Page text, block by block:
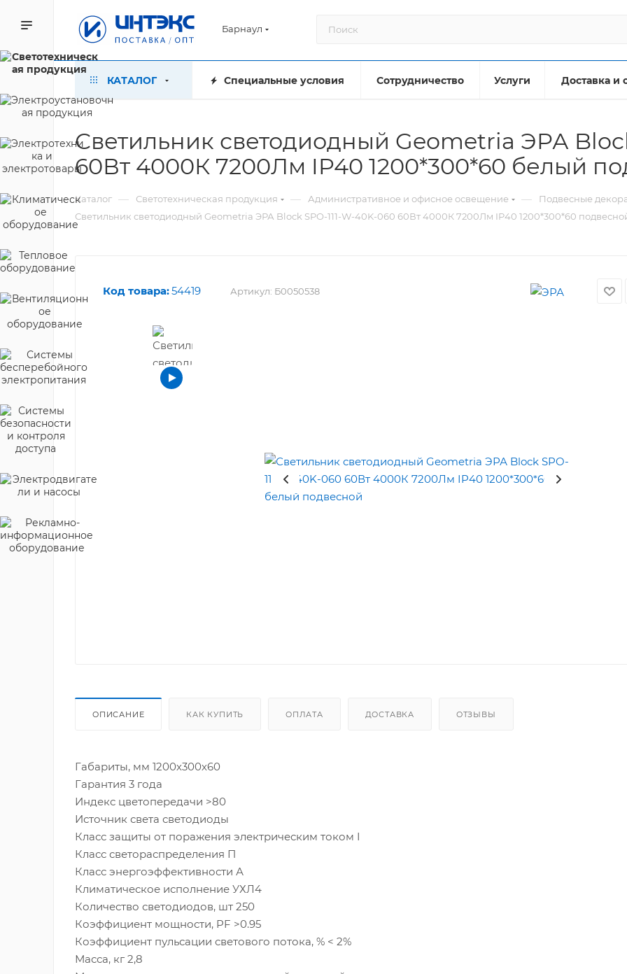
Барнаул
КАТАЛОГ Специальные условия Сотрудничество Услуги Доставка и
Светильник светодиодный Geometria ЭРА
60Вт 4000К 7200Лм IP40 1200*300*60 белый
Каталог — Светотехническая продукция — Административное и офисное освещение —
Подвесные
Светильник светодиодный Geometria ЭРА Block SPO-111-W-40K-060 60Вт 4000К 7200Лм IP40 1200*300*60
Код товара:54419 Артикул: Б0050538
ОПИСАНИЕ КАК КУПИТЬ ОПЛАТА ДОСТАВКА ОТЗЫВЫ
Габариты, мм 1200х300х60
Гарантия 3 года
Индекс цветопередачи >80
Источник света светодиоды
Класс защиты от поражения электрическим током I
Класс светораспределения П
Класс энергоэффективности А
Климатическое исполнение УХЛ4
Количество светодиодов, шт 250
Коэффициент мощности, PF >0.95
Коэффициент пульсации светового потока, % < 2%
Масса, кг 2,8